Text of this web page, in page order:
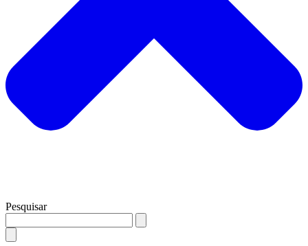
Pesquisar